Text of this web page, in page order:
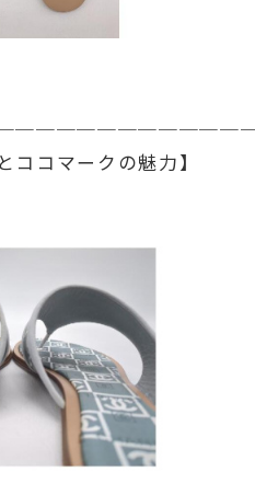
ココマークの魅力】